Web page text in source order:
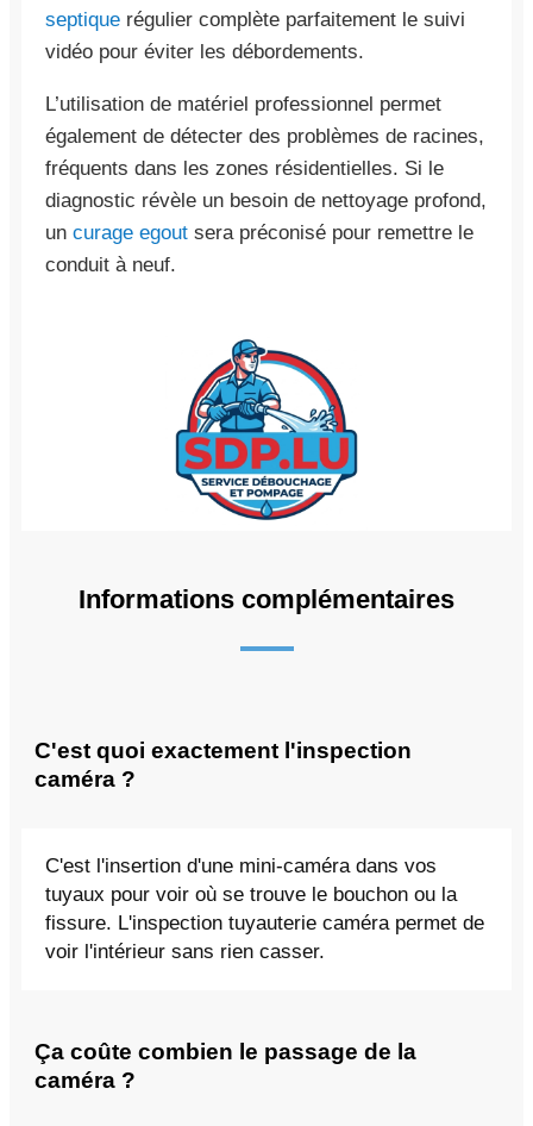
septique régulier complète parfaitement le suivi
vidéo pour éviter les débordements.
L’utilisation de matériel professionnel permet
également de détecter des problèmes de racines,
fréquents dans les zones résidentielles. Si le
diagnostic révèle un besoin de nettoyage profond,
un curage egout sera préconisé pour remettre le
conduit à neuf.
Informations complémentaires
C'est quoi exactement l'inspection
caméra ?
C'est l'insertion d'une mini-caméra dans vos
tuyaux pour voir où se trouve le bouchon ou la
fissure. L'inspection tuyauterie caméra permet de
voir l'intérieur sans rien casser.
Ça coûte combien le passage de la
caméra ?